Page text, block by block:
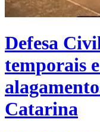
Defesa
temporais
Catarina